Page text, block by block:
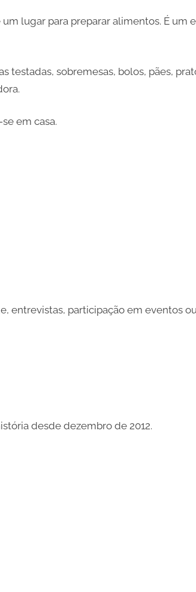
lugar para preparar alimentos. É
testadas, sobremesas, bolos, pães,
em casa.
entrevistas, participação em eventos
desde dezembro de 2012.